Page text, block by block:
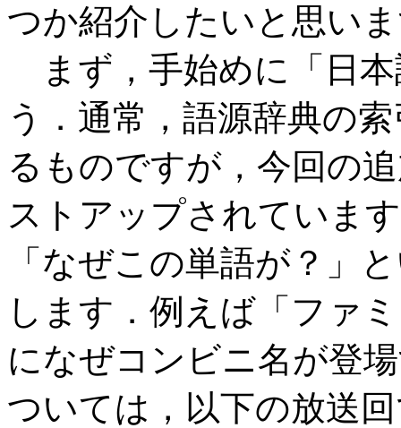
つか紹介したいと思い
まず，手始めに「日
う．通常，語源辞典の
るものですが，今回の
ストアップされていま
「なぜこの単語が？」
します．例えば「ファ
になぜコンビニ名が登
ついては，以下の放送